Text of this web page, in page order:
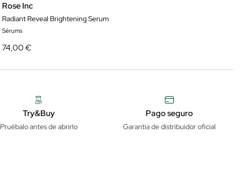
Rose Inc
Radiant Reveal Brightening Serum
Sérums
74,00 €
Try&Buy
Pruébalo antes de abrirlo
Pago seguro
Garantía de distribuidor oficial